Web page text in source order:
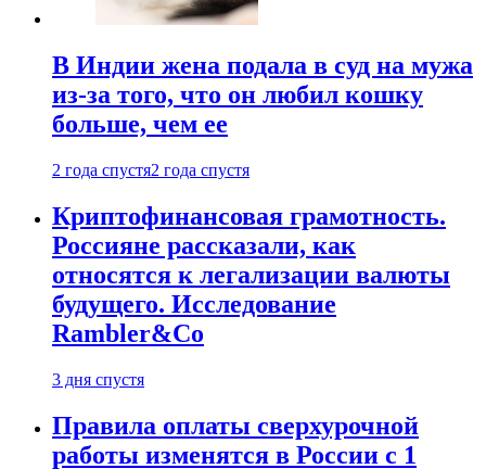
В Индии жена подала в суд на мужа
из-за того, что он любил кошку
больше, чем ее
2 года спустя2 года спустя
Криптофинансовая грамотность.
Россияне рассказали, как
относятся к легализации валюты
будущего. Исследование
Rambler&Co
3 дня спустя
Правила оплаты сверхурочной
работы изменятся в России с 1